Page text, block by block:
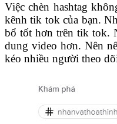
Việc chèn hashtag
kênh tik tok của bạn.
bổ tốt hơn trên tik tok.
dung video hơn. Nên
kéo nhiều người theo